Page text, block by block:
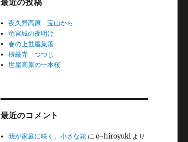
最近の投稿
夜久野高原 宝山から
竜宮城の夜明け
春の上世屋集落
楞厳寺 つつじ
世屋高原の一本桜
最近のコメント
我が家庭に咲く、小さな花 にo-hiroyuki より